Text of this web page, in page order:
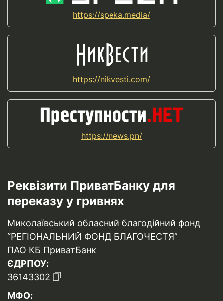
https://speka.media/
https://nikvesti.com/
https://news.pn/
Реквізити ПриватБанку для
переказу у гривнях
Миколаївський обласний благодійний фонд
“РЕГІОНАЛЬНИЙ ФОНД БЛАГОЧЕСТЯ”
ПАО КБ ПриватБанк
ЄДРПОУ:
36143302
МФО: